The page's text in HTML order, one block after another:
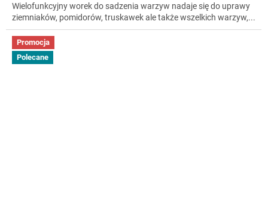
Wielofunkcyjny worek do sadzenia warzyw nadaje się do uprawy
ziemniaków, pomidorów, truskawek ale także wszelkich warzyw,...
Promocja
Polecane